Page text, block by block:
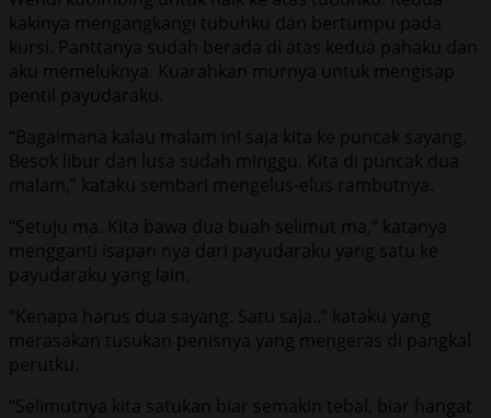
kakinya mengangkangi tubuhku dan bertumpu pada
kursi. Panttanya sudah berada di atas kedua pahaku dan
aku memeluknya. Kuarahkan murnya untuk mengisap
pentil payudaraku.
“Bagaimana kalau malam ini saja kita ke puncak sayang.
Besok libur dan lusa sudah minggu. Kita di puncak dua
malam,” kataku sembari mengelus-elus rambutnya.
“Setuju ma. Kita bawa dua buah selimut ma,” katanya
mengganti isapan nya dari payudaraku yang satu ke
payudaraku yang lain.
“Kenapa harus dua sayang. Satu saja..” kataku yang
merasakan tusukan penisnya yang mengeras di pangkal
perutku.
“Selimutnya kita satukan biar semakin tebal, biar hangat